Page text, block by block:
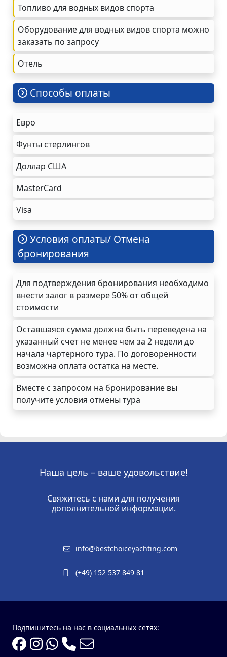
Топливо для водных видов спорта
Оборудование для водных видов спорта можно
заказать по запросу
Oтель
Cпособы оплаты
Евро
Фунты стерлингов
Доллар США
MasterCard
Visa
Условия оплаты/ Отмена
бронирования
Для подтверждения бронирования необходимо
внести залог в размере 50% от общей
стоимости
Оставшаяся сумма должна быть переведена на
указанный счет не менее чем за 2 недели до
начала чартерного тура. По договоренности
возможна оплата остатка на месте.
Вместе с запросом на бронирование вы
получите условия отмены тура
Наша цель – ваше удовольствие!
Свяжитесь с нами для получения
дополнительной информации.
info@bestchoiceyachting.com
(+49) 152 537 849 81
Подпишитесь на нас в социальных сетях: